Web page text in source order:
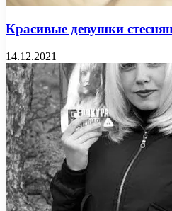
Красивые девушки
14.12.2021